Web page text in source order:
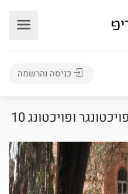
כניסה והרשמה
ופויכטונג 10